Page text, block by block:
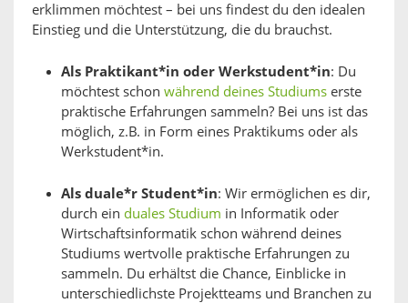
erklimmen möchtest – bei uns findest du den idealen
Einstieg und die Unterstützung, die du brauchst.
Als Praktikant*in oder Werkstudent*in: Du
möchtest schon während deines Studiums erste
praktische Erfahrungen sammeln? Bei uns ist das
möglich, z.B. in Form eines Praktikums oder als
Werkstudent*in.
Als duale*r Student*in: Wir ermöglichen es dir,
durch ein duales Studium in Informatik oder
Wirtschaftsinformatik schon während deines
Studiums wertvolle praktische Erfahrungen zu
sammeln. Du erhältst die Chance, Einblicke in
unterschiedlichste Projektteams und Branchen zu